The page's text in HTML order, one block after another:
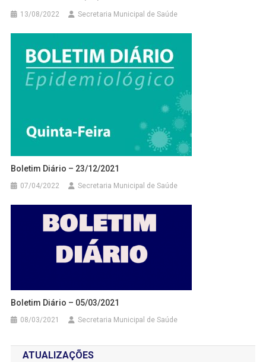
13/08/2022 Secretaria Municipal de Saúde
Boletim Diário – 23/12/2021
07/04/2022 Secretaria Municipal de Saúde
Boletim Diário – 05/03/2021
08/03/2021 Secretaria Municipal de Saúde
ATUALIZAÇÕES